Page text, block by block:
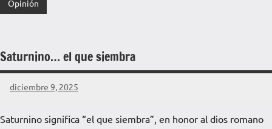
Opinión
Saturnino… el que siembra
diciembre 9, 2025
La
de
Saturnino significa “el que siembra”, en honor al dios romano